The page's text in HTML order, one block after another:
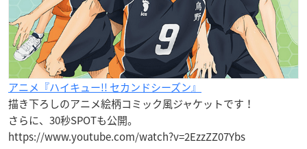
アニメ『ハイキュー!! セカンドシーズン』
描き下ろしのアニメ絵柄コミック風ジャケットです！
さらに、30秒SPOTも公開。
https://www.youtube.com/watch?v=2EzzZZ07Ybs